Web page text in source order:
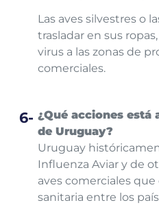
Las aves silvestres o
trasladar en sus
virus a las zonas de
comerciales.
¿Qué acciones está
de Uruguay?
Uruguay
Influenza Aviar y de
aves comerciales
sanitaria entre los